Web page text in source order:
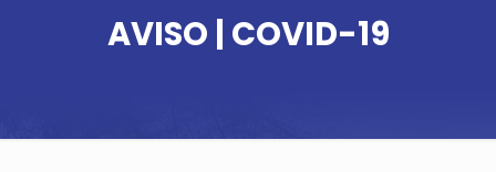
AVISO | COVID-19